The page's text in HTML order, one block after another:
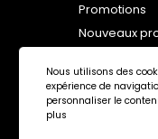
Promotions
Nouveaux
Nous utilisons des
expérience de
personnaliser le
plus